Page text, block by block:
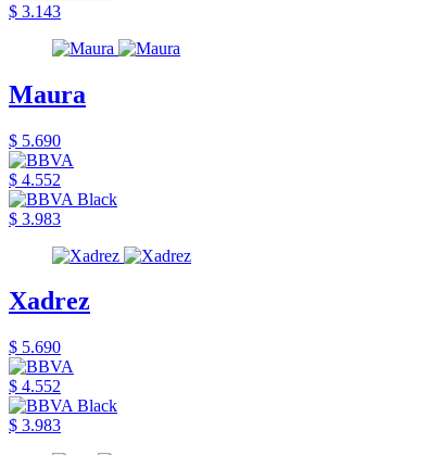
$ 3.143
Maura
$ 5.690
$ 4.552
$ 3.983
Xadrez
$ 5.690
$ 4.552
$ 3.983